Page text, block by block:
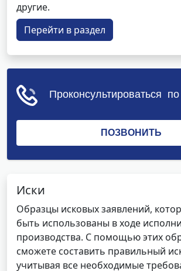
другие.
Перейти в раздел
Иски
Образцы исковых заявлений,
быть использованы в ходе
производства. С помощью этих
сможете составить правильный
учитывая все необходимые